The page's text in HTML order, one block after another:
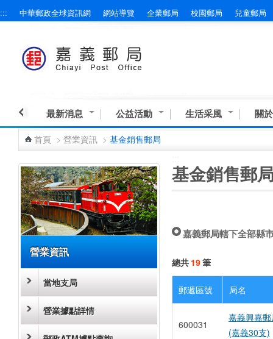
跳到主要內容區塊
::: 中華郵政全球資訊網 網站導覽 企業郵局 校園郵局 兒童郵局
最新消息 公益活動 生活采風 關
首頁 > 營業資訊 > 基金銷售郵局
營業資訊
當地支局
營業據點詳情
基金銷售郵
嘉義郵局轄下全部縣
總共 19筆
郵遞區號 局名
600031
嘉義興嘉
(嘉義30支)